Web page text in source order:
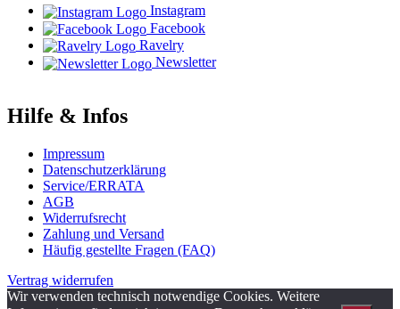
Instagram
Facebook
Ravelry
Newsletter
Hilfe & Infos
Impressum
Datenschutzerklärung
Service/ERRATA
AGB
Widerrufsrecht
Zahlung und Versand
Häufig gestellte Fragen (FAQ)
Vertrag widerrufen
Wir verwenden technisch notwendige Cookies. Weitere